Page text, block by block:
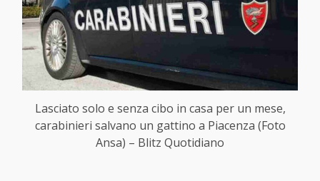
Lasciato solo e senza cibo in casa per un mese,
carabinieri salvano un gattino a Piacenza (Foto
Ansa) – Blitz Quotidiano